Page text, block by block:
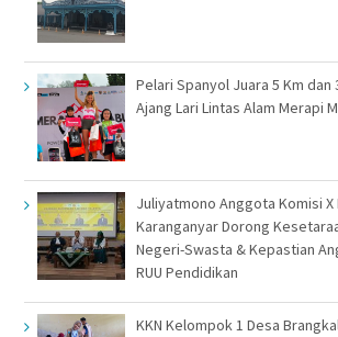
Pelari Spanyol Juara 5 Km dan
Ajang Lari Lintas Alam Merapi
Juliyatmono Anggota Komisi X
Karanganyar Dorong
Negeri-Swasta & Kepastian
RUU Pendidikan
KKN Kelompok 1 Desa